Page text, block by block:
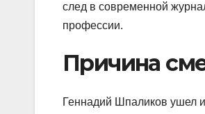
след в современной
профессии.
Причина
Геннадий Шпаликов ушел